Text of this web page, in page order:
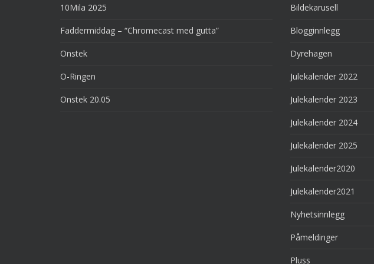
10Mila 2025
Faddermiddag – “Chromecast med gutta”
Onstek
O-Ringen
Onstek 20.05
Bildekarusell
Blogginnlegg
Dyrehagen
Julekalender 2022
Julekalender 2023
Julekalender 2024
Julekalender 2025
Julekalender2020
Julekalender2021
Nyhetsinnlegg
Påmeldinger
Pluss